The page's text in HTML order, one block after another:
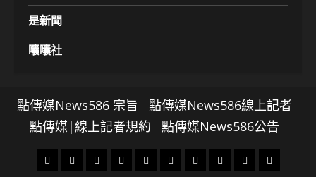
是新聞
囔囔社
點傳媒News586 宗旨
點傳媒News586線上記者
點傳媒|線上記者規約
點傳媒News586公告
頭
財
地
文
專
娛
政
國
運
生